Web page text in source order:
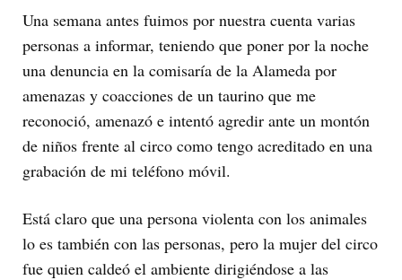
Una semana antes fuimos por nuestra cuenta varias
personas a informar, teniendo que poner por la noche
una denuncia en la comisaría de la Alameda por
amenazas y coacciones de un taurino que me
reconoció, amenazó e intentó agredir ante un montón
de niños frente al circo como tengo acreditado en una
grabación de mi teléfono móvil.
Está claro que una persona violenta con los animales
lo es también con las personas, pero la mujer del circo
fue quien caldeó el ambiente dirigiéndose a las